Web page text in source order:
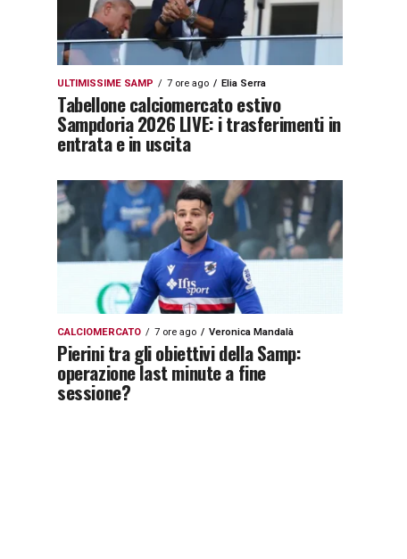
ULTIMISSIME SAMP 7 ore ago Elia Serra
Tabellone calciomercato estivo
Sampdoria 2026 LIVE: i trasferimenti in
entrata e in uscita
CALCIOMERCATO 7 ore ago Veronica Mandalà
Pierini tra gli obiettivi della Samp:
operazione last minute a fine
sessione?